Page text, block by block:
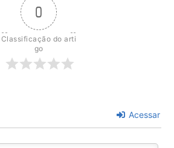
0
Classificação do arti
go
Acessar